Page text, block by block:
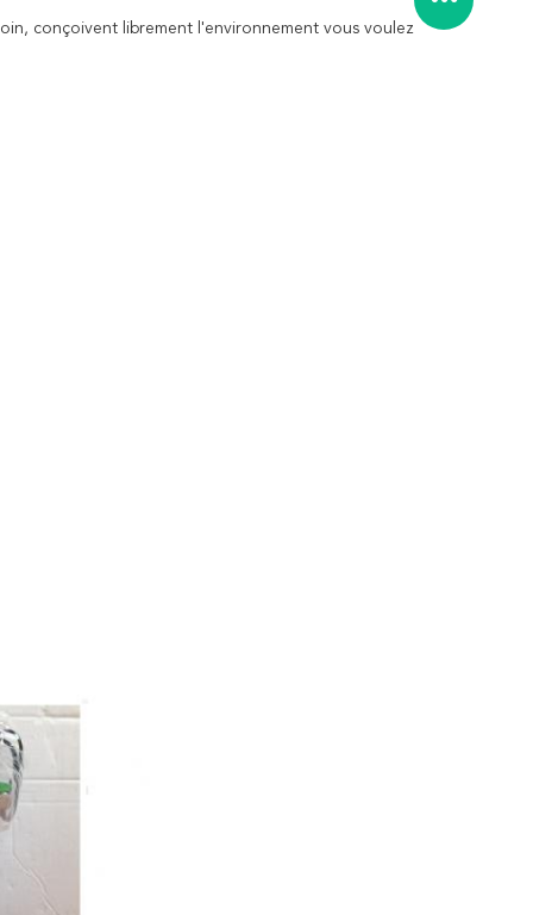
conçoivent librement l'environnement vous voulez